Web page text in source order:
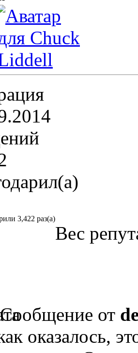
3,422 раз(а)
Вес
от
оказалось,